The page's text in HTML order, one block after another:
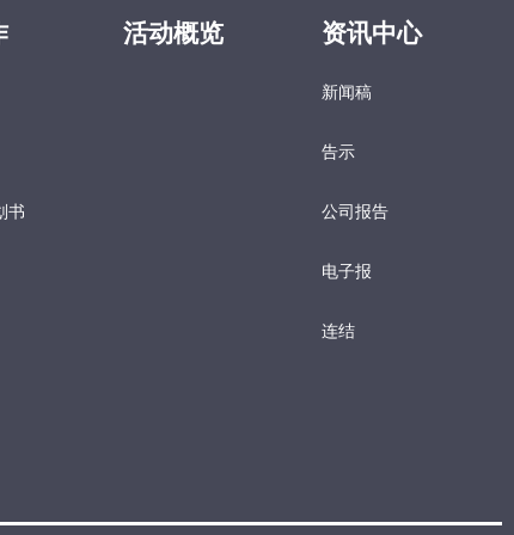
书
活动概览 资讯中心
新闻稿
告示
公司报告
电子报​
连结